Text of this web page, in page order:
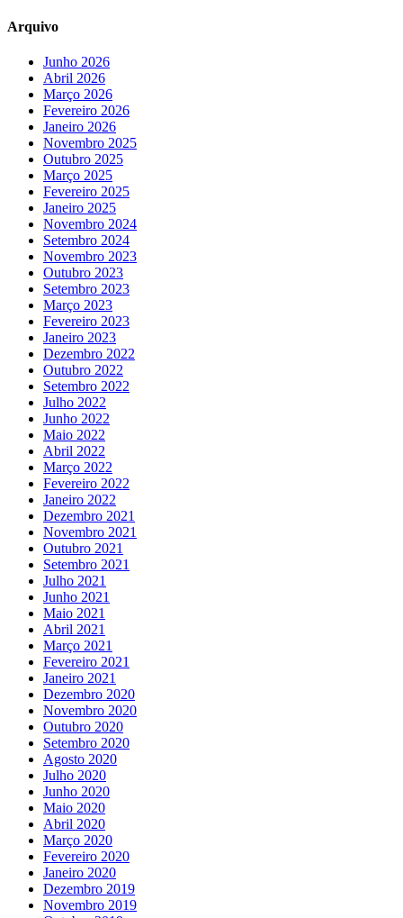
Arquivo
Junho 2026
Abril 2026
Março 2026
Fevereiro 2026
Janeiro 2026
Novembro 2025
Outubro 2025
Março 2025
Fevereiro 2025
Janeiro 2025
Novembro 2024
Setembro 2024
Novembro 2023
Outubro 2023
Setembro 2023
Março 2023
Fevereiro 2023
Janeiro 2023
Dezembro 2022
Outubro 2022
Setembro 2022
Julho 2022
Junho 2022
Maio 2022
Abril 2022
Março 2022
Fevereiro 2022
Janeiro 2022
Dezembro 2021
Novembro 2021
Outubro 2021
Setembro 2021
Julho 2021
Junho 2021
Maio 2021
Abril 2021
Março 2021
Fevereiro 2021
Janeiro 2021
Dezembro 2020
Novembro 2020
Outubro 2020
Setembro 2020
Agosto 2020
Julho 2020
Junho 2020
Maio 2020
Abril 2020
Março 2020
Fevereiro 2020
Janeiro 2020
Dezembro 2019
Novembro 2019